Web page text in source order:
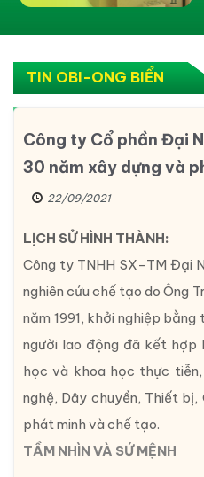
TIN OBI-ONG BIỂN
Công ty Cổ phần Đại
30 năm xây dựng và
22/09/2021
LỊCH SỬ HÌNH THÀNH:
Công ty TNHH SX-TM Đại
nghiên cứu chế tạo do Ông
năm 1991, khởi nghiệp
người lao động đã kết hợp
học và khoa học thực tiễn,
nghệ, Dây chuyền, Thiết
phát minh và chế tạo.
TẦM NHÌN VÀ SỨ MỆNH